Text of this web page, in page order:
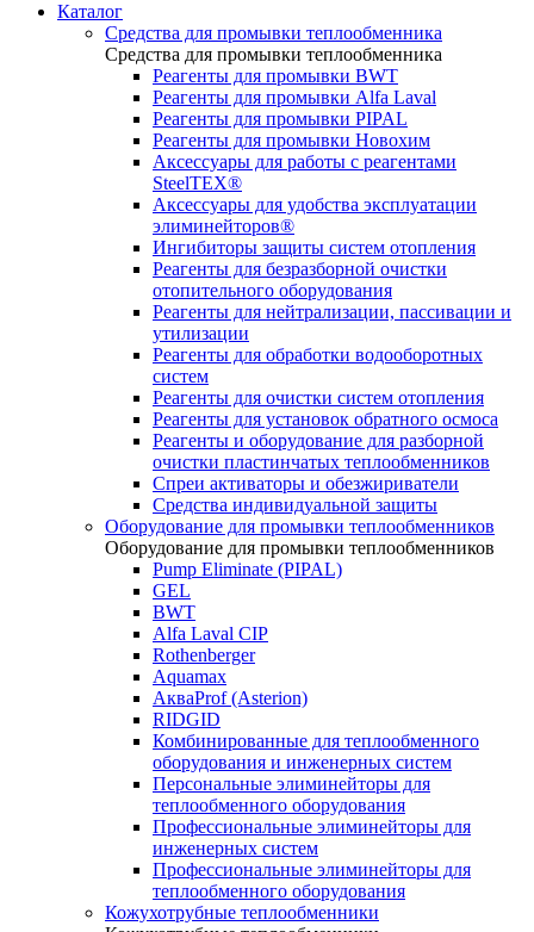
Каталог
Средства для промывки теплообменника
Средства для промывки теплообменника
Реагенты для промывки BWT
Реагенты для промывки Alfa Laval
Реагенты для промывки PIPAL
Реагенты для промывки Новохим
Аксессуары для работы с реагентами
SteelTEX®
Аксессуары для удобства эксплуатации
элиминейторов®
Ингибиторы защиты систем отопления
Реагенты для безразборной очистки
отопительного оборудования
Реагенты для нейтрализации, пассивации и
утилизации
Реагенты для обработки водооборотных
систем
Реагенты для очистки систем отопления
Реагенты для установок обратного осмоса
Реагенты и оборудование для разборной
очистки пластинчатых теплообменников
Спреи активаторы и обезжириватели
Средства индивидуальной защиты
Оборудование для промывки теплообменников
Оборудование для промывки теплообменников
Pump Eliminate (PIPAL)
GEL
BWT
Alfa Laval CIP
Rothenberger
Aquamax
АкваProf (Asterion)
RIDGID
Комбинированные для теплообменного
оборудования и инженерных систем
Персональные элиминейторы для
теплообменного оборудования
Профессиональные элиминейторы для
инженерных систем
Профессиональные элиминейторы для
теплообменного оборудования
Кожухотрубные теплообменники